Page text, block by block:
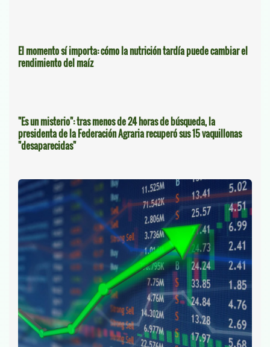
El momento sí importa: cómo la nutrición tardía puede cambiar el
rendimiento del maíz
"Es un misterio": tras menos de 24 horas de búsqueda, la
presidenta de la Federación Agraria recuperó sus 15 vaquillonas
"desaparecidas"